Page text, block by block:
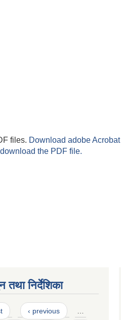
files. Download adobe Acrobat
the PDF file.
तथा निर्देशिका
‹ previous